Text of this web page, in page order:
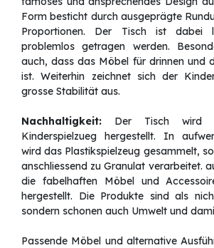
Form besticht durch ausgeprägte
Proportionen. Der Tisch ist dabei
problemlos getragen werden.
auch, dass das Möbel für drinnen und
ist. Weiterhin zeichnet sich der
grosse Stabilität aus.
Nachhaltigkeit: Der Tisch wird
Kinderspielzueg hergestellt. In
wird das Plastikspielzeug gesammelt,
anschliessend zu Granulat verarbeitet.
die fabelhaften Möbel und
hergestellt. Die Produkte sind als
sondern schonen auch Umwelt und
Passende Möbel und alternative